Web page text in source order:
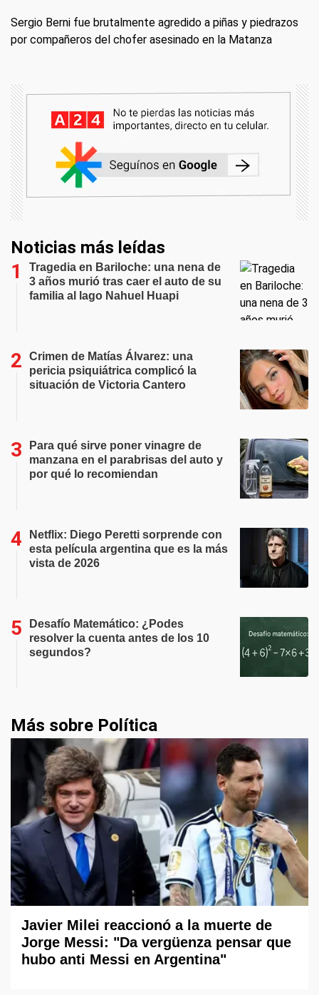
Sergio Berni fue brutalmente agredido a piñas y piedrazos
por compañeros del chofer asesinado en la Matanza
Noticias más leídas
Tragedia en Bariloche: una nena de
3 años murió tras caer el auto de su
familia al lago Nahuel Huapi
Crimen de Matías Álvarez: una
pericia psiquiátrica complicó la
situación de Victoria Cantero
Para qué sirve poner vinagre de
manzana en el parabrisas del auto y
por qué lo recomiendan
Netflix: Diego Peretti sorprende con
esta película argentina que es la más
vista de 2026
Desafío Matemático: ¿Podes
resolver la cuenta antes de los 10
segundos?
Más sobre Política
Javier Milei reaccionó a la muerte de
Jorge Messi: "Da vergüenza pensar que
hubo anti Messi en Argentina"